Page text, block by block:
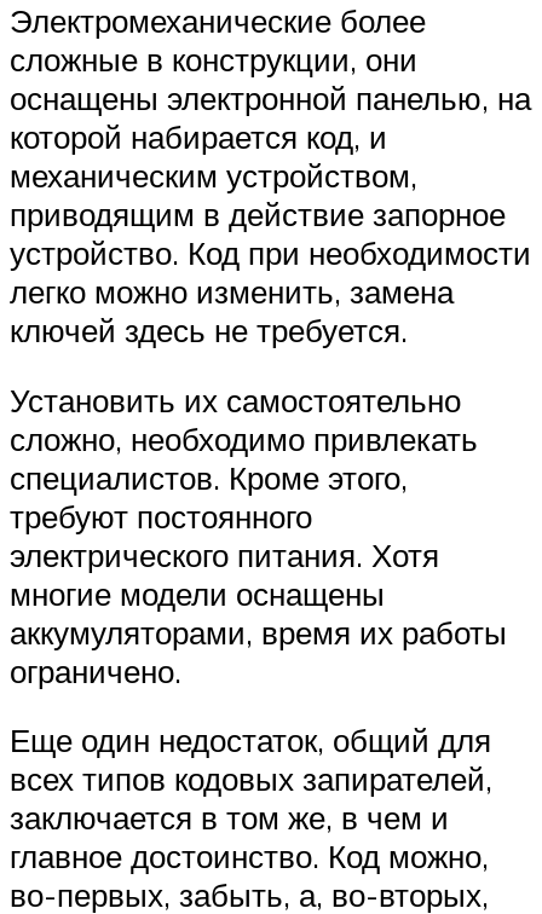
Электромеханические более
сложные в конструкции, они
оснащены электронной панелью, на
которой набирается код, и
механическим устройством,
приводящим в действие запорное
устройство. Код при необходимости
легко можно изменить, замена
ключей здесь не требуется.
Установить их самостоятельно
сложно, необходимо привлекать
специалистов. Кроме этого,
требуют постоянного
электрического питания. Хотя
многие модели оснащены
аккумуляторами, время их работы
ограничено.
Еще один недостаток, общий для
всех типов кодовых запирателей,
заключается в том же, в чем и
главное достоинство. Код можно,
во-первых, забыть, а, во-вторых,